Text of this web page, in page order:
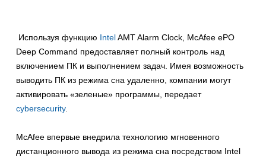
Используя функцию IntelAMT Alarm Clock, McAfee ePO
Deep Command предоставляет полный контроль над
включением ПК и выполнением задач. Имея возможность
выводить ПК из режима сна удаленно, компании могут
активировать «зеленые» программы, передает
cybersecurity.
McAfee впервые внедрила технологию мгновенного
дистанционного вывода из режима сна посредством Intel